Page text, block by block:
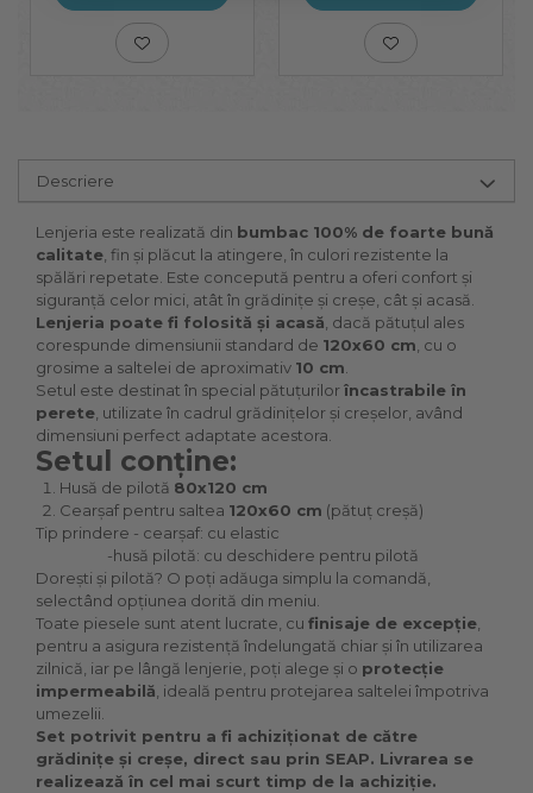
Descriere
Lenjeria este realizată din bumbac 100% de foarte bună
calitate, fin și plăcut la atingere, în culori rezistente la
spălări repetate. Este concepută pentru a oferi confort și
siguranță celor mici, atât în grădinițe și creșe, cât și acasă.
Lenjeria poate fi folosită și acasă, dacă pătuțul ales
corespunde dimensiunii standard de 120x60 cm, cu o
grosime a saltelei de aproximativ 10 cm.
Setul este destinat în special pătuțurilorîncastrabile în
perete, utilizate în cadrul grădinițelor și creșelor, având
dimensiuni perfect adaptate acestora.
Setul conține:
Husă de pilotă 80x120 cm
Cearșaf pentru saltea 120x60 cm (pătuț creșă)
Tip prindere - cearșaf: cu elastic
-husă pilotă: cu deschidere pentru pilotă
Dorești și pilotă? O poți adăuga simplu la comandă,
selectând opțiunea dorită din meniu.
Toate piesele sunt atent lucrate, cu finisaje de excepție,
pentru a asigura rezistență îndelungată chiar și în utilizarea
zilnică, iar pe lângă lenjerie, poți alege și o protecție
impermeabilă, ideală pentru protejarea saltelei împotriva
umezelii.
Set potrivit pentru a fi achiziționat de către
grădinițe și creșe, direct sau prin SEAP. Livrarea se
realizează în cel mai scurt timp de la achiziție.